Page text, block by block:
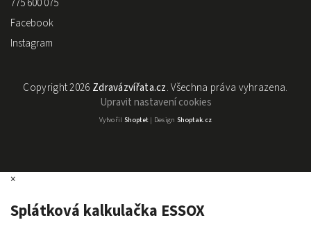
775 600 075
Facebook
Instagram
Copyright 2026 Zdravázvířata.cz. Všechna práva vyhrazena.
Upravit nastavení cookies
Vytvořil Shoptet| Design Shoptak.cz
×
Splátková kalkulačka ESSOX